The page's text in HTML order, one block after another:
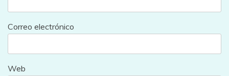
Correo electrónico
Web